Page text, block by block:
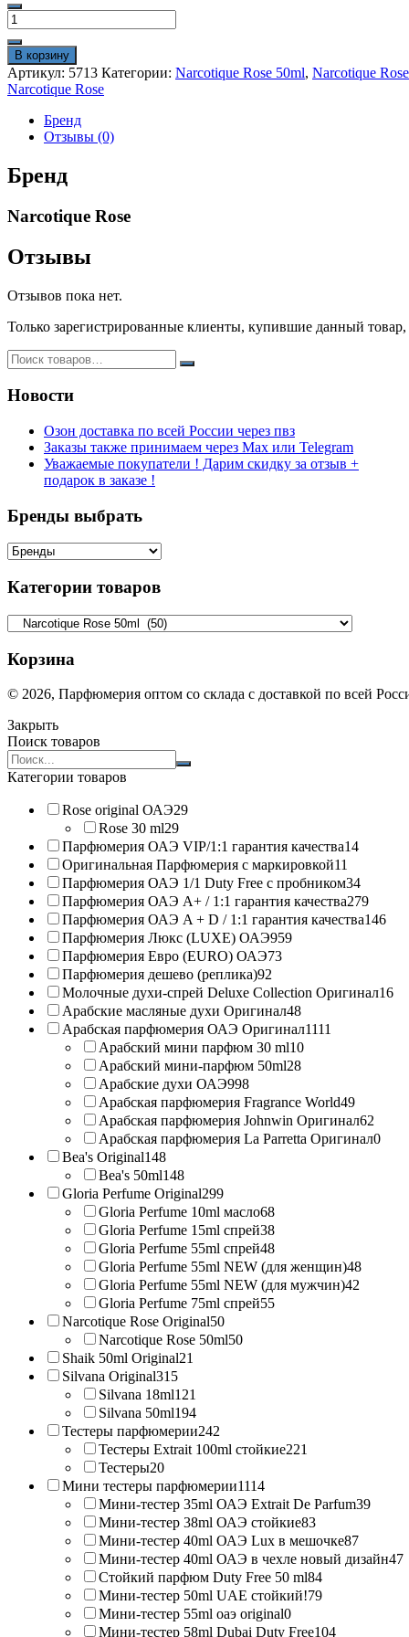
Количество
товара
NARCOTIQUE
ROSE
3543
01
В корзину
Артикул: 5713 Категории: Narcotique Rose 50ml, Narcotique
Narcotique Rose
Бренд
Отзывы (0)
Бренд
Narcotique Rose
Отзывы
Отзывов пока нет.
Только зарегистрированные клиенты, купившие данный
Новости
Озон доставка по всей России через пвз
Заказы также принимаем через Max или Telegram
Уважаемые покупатели ! Дарим скидку за отзыв +
подарок в заказе !
Бренды выбрать
Категории товаров
Корзина
© 2026, Парфюмерия оптом со склада с доставкой по всей
Закрыть
Поиск товаров
Search
products:
Категории товаров
Rose original ОАЭ29
Rose 30 ml29
Парфюмерия ОАЭ VIP/1:1 гарантия качества14
Оригинальная Парфюмерия с маркировкой11
Парфюмерия ОАЭ 1/1 Duty Free с пробником34
Парфюмерия ОАЭ A+ / 1:1 гарантия качества279
Парфюмерия ОАЭ A + D / 1:1 гарантия качества146
Парфюмерия Люкс (LUXE) ОАЭ959
Парфюмерия Евро (EURO) ОАЭ73
Парфюмерия дешево (реплика)92
Молочные духи-спрей Deluxe Collection Оригинал16
Арабские масляные духи Оригинал48
Арабская парфюмерия ОАЭ Оригинал1111
Арабский мини парфюм 30 ml10
Арабский мини-парфюм 50ml28
Арабские духи ОАЭ998
Арабская парфюмерия Fragrance World49
Арабская парфюмерия Johnwin Оригинал62
Арабская парфюмерия La Parretta Оригинал0
Bea's Original148
Bea's 50ml148
Gloria Perfume Original299
Gloria Perfume 10ml масло68
Gloria Perfume 15ml спрей38
Gloria Perfume 55ml спрей48
Gloria Perfume 55ml NEW (для женщин)48
Gloria Perfume 55ml NEW (для мужчин)42
Gloria Perfume 75ml спрей55
Narcotique Rose Original50
Narcotique Rose 50ml50
Shaik 50ml Original21
Silvana Original315
Silvana 18ml121
Silvana 50ml194
Тестеры парфюмерии242
Тестеры Extrait 100ml стойкие221
Тестеры20
Мини тестеры парфюмерии1114
Мини-тестер 35ml ОАЭ Extrait De Parfum39
Мини-тестер 38ml ОАЭ стойкие83
Мини-тестер 40ml ОАЭ Lux в мешочке87
Мини-тестер 40ml ОАЭ в чехле новый дизайн47
Стойкий парфюм Duty Free 50 ml84
Мини-тестер 50ml UAE стойкий!79
Мини-тестер 55ml оаэ original0
Мини-тестер 58ml Dubai Duty Free104